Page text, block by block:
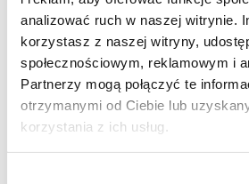
analizować ruch w naszej witrynie.
korzystasz z naszej witryny,
społecznościowym, reklamowym i
Partnerzy mogą połączyć te
otrzymanymi od Ciebie lub
korzystania z ich usług.